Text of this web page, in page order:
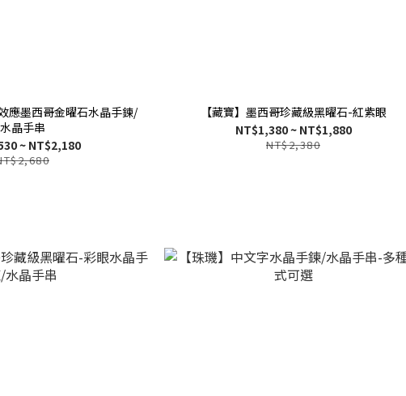
應墨西哥金曜石水晶手鍊/
水晶手串
~ NT$2,180
【藏寶】墨西哥珍藏級黑曜石-紅紫眼
NT$1,380 ~ NT$1,880
NT$2,380